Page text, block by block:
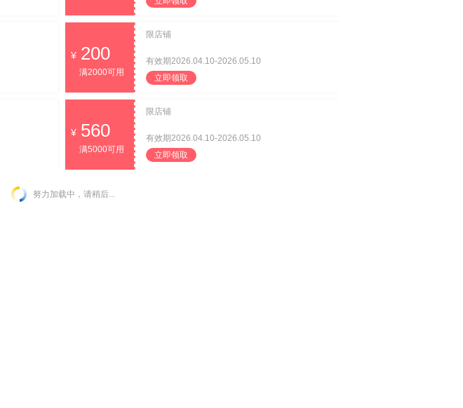
200
满2000可用
限店铺
有效期2026.04.10-2026.05.10
立即领取
560
满5000可用
限店铺
有效期2026.04.10-2026.05.10
立即领取
努力加载中，请稍后...